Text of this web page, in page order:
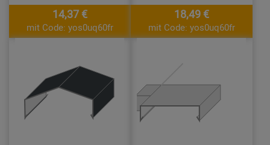
14,37 €
mit Code: yos0uq60fr
18,49 €
mit Code: yos0uq60fr